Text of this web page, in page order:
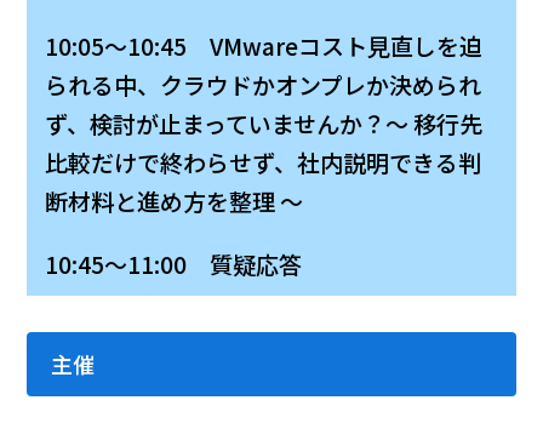
10:05～10:45 VMwareコスト見直しを迫
られる中、クラウドかオンプレか決められ
ず、検討が止まっていませんか？～ 移行先
比較だけで終わらせず、社内説明できる判
断材料と進め方を整理 ～
10:45～11:00 質疑応答
主催